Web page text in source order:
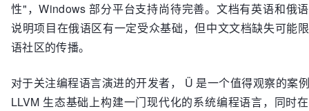
性"，Windows 部分平台支持尚待完善。文档有英语和俄
说明项目在俄语区有一定受众基础，但中文文档缺失可能
语社区的传播。
对于关注编程语言演进的开发者， Ü 是一个值得观察的案
LLVM 生态基础上构建一门现代化的系统编程语言，同时